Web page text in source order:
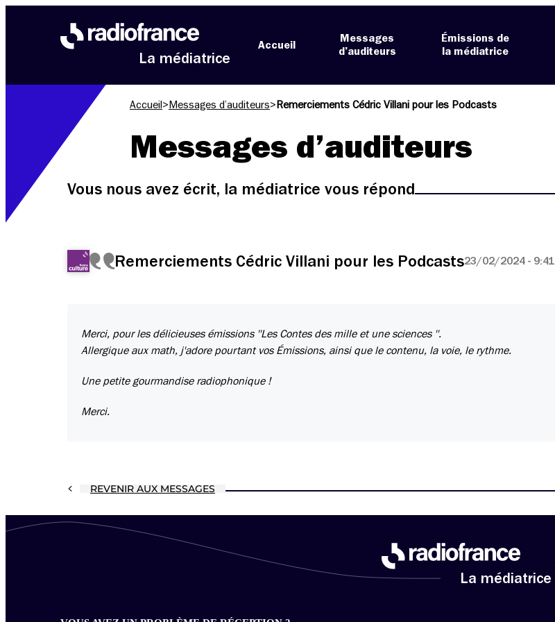
La médiatrice
Accueil
Messages
d’auditeurs
Émissions de
la médiatrice
Accueil > Messages d’auditeurs> Remerciements Cédric Villani pour les Podcasts
Messages d’auditeurs
Vous nous avez écrit, la médiatrice vous répond
Remerciements Cédric Villani pour les Podcasts23/02/2024 - 9:41
Merci, pour les délicieuses émissions ''Les Contes des mille et une sciences ''.
Allergique aux math, j'adore pourtant vos Émissions, ainsi que le contenu, la voie, le rythme.
Une petite gourmandise radiophonique !
Merci.
REVENIR AUX MESSAGES
La médiatrice